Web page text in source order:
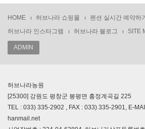
HOME 허브나라 쇼핑몰 펜션 실시간 예약하기
허브나라 인스타그램
허브나라 블로그 SITE
ADMIN
허브나라농원
[25300] 강원도 평창군 봉평면 흥정계곡길 225
TEL : 033) 335-2902 , FAX : 033) 335-2901, E-
hanmail.net